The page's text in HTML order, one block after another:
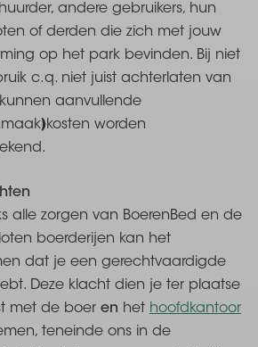
andere gebruikers, hun
of derden die zich met jouw
op het park bevinden. Bij niet
c.q. niet juist achterlaten van
aanvullende
worden
alle zorgen van BoerenBed en de
boerderijen kan het
dat je een gerechtvaardigde
Deze klacht dien je ter plaatse
met de boer en het hoofdkantoor
teneinde ons in de